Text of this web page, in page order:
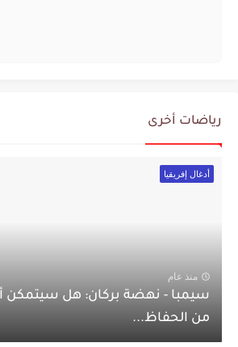
رياضات أخرى
أدغال إفريقيا
منذ عام
سيمبا - نهضة بركان: هل سيتمكن
من الحفاظ...